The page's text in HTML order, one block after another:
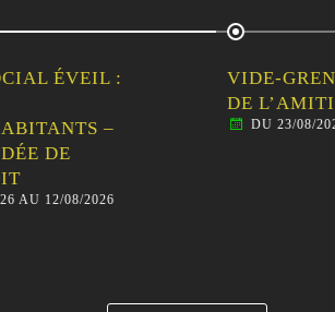
ÉVEIL :
–
DE
AU 12/08/2026
VIDE-
DE
DU 23/08/